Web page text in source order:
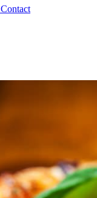
Contact(huidige)